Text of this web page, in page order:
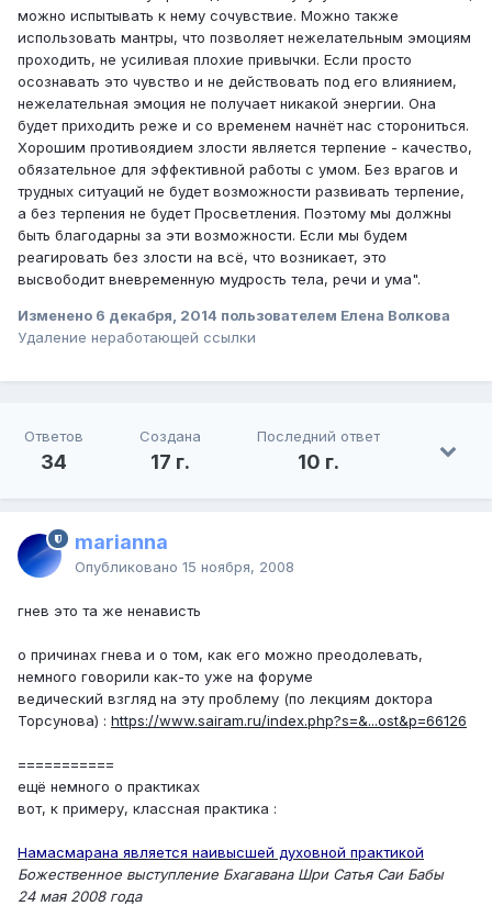
можно испытывать к нему сочувствие. Можно также
использовать мантры, что позволяет нежелательным эмоциям
проходить, не усиливая плохие привычки. Если просто
осознавать это чувство и не действовать под его влиянием,
нежелательная эмоция не получает никакой энергии. Она
будет приходить реже и со временем начнёт нас сторониться.
Хорошим противоядием злости является терпение - качество,
обязательное для эффективной работы с умом. Без врагов и
трудных ситуаций не будет возможности развивать терпение,
а без терпения не будет Просветления. Поэтому мы должны
быть благодарны за эти возможности. Если мы будем
реагировать без злости на всё, что возникает, это
высвободит вневременную мудрость тела, речи и ума".
Изменено 6 декабря, 2014 пользователем Елена Волкова
Удаление неработающей ссылки
Ответов
34
Создана
17 г.
Последний ответ
10 г.
marianna
Опубликовано 15 ноября, 2008
гнев это та же ненависть
о причинах гнева и о том, как его можно преодолевать,
немного говорили как-то уже на форуме
ведический взгляд на эту проблему (по лекциям доктора
Торсунова) : https://www.sairam.ru/index.php?s=&...ost&p=66126
===========
ещё немного о практиках
вот, к примеру, классная практика :
Намасмарана является наивысшей духовной практикой
Божественное выступление Бхагавана Шри Сатья Саи Бабы
24 мая 2008 года